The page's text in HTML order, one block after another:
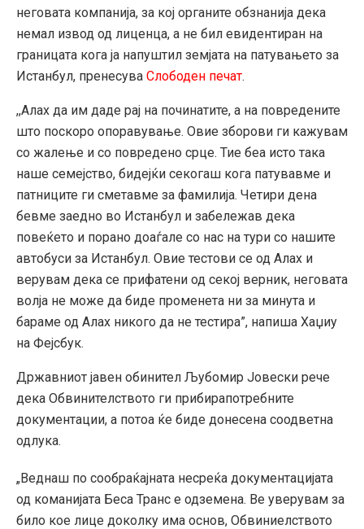
неговата компанија, за кој органите обзнанија дека
немал извод од лиценца, а не бил евидентиран на
границата кога ја напуштил земјата на патувањето за
Истанбул, пренесува Слободен печат.
,,Алах да им даде рај на починатите, а на повредените
што поскоро опоравување. Овие зборови ги кажувам
со жалење и со повредено срце. Тие беа исто така
наше семејство, бидејќи секогаш кога патувавме и
патниците ги сметавме за фамилија. Четири дена
бевме заедно во Истанбул и забележав дека
повеќето и порано доаѓале со нас на тури со нашите
автобуси за Истанбул. Овие тестови се од Алах и
верувам дека се прифатени од секој верник, неговата
волја не може да биде променета ни за минута и
бараме од Алах никого да не тестира”, напиша Хаџиу
на Фејсбук.
Државниот јавен обинител Љубомир Јовески рече
дека Обвинителството ги прибирапотребните
документации, а потоа ќе биде донесена соодветна
одлука.
„Веднаш по сообраќајната несреќа документацијата
од команијата Беса Транс е одземена. Ве уверувам за
било кое лице доколку има основ, Обвиниелството